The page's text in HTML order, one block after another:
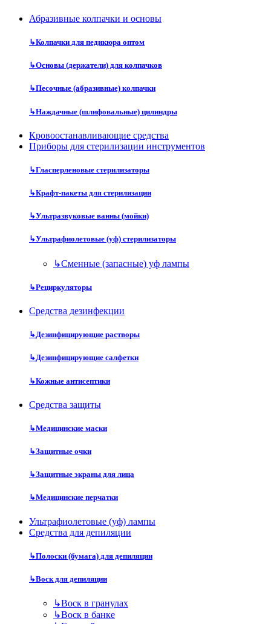
Абразивные колпачки и основы
↳Колпачки для педикюра оптом
↳Основы (держатели) для колпачков
↳Песочные (абразивные) колпачки
↳Наждачные (шлифовальные) цилиндры
Кровоостанавливающие средства
Приборы для стерилизации инструментов
↳Гласперленовые стерилизаторы
↳Крафт-пакеты для стерилизации
↳Ультразвуковые ванны (мойки)
↳Ультрафиолетовые (уф) стерилизаторы
↳Сменные (запасные) уф лампы
↳Рециркуляторы
Средства дезинфекции
↳Дезинфицирующие растворы
↳Дезинфицирующие салфетки
↳Кожные антисептики
Средства защиты
↳Медицинские маски
↳Защитные очки
↳Защитные экраны для лица
↳Медицинские перчатки
Ультрафиолетовые (уф) лампы
Средства для депиляции
↳Полоски (бумага) для депиляции
↳Воск для депиляции
↳Воск в гранулах
↳Воск в банке